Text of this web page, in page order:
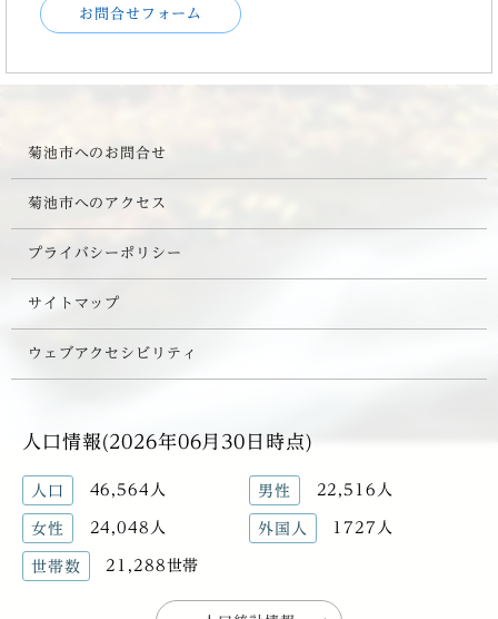
お問合せフォーム
菊池市へのお問合せ
菊池市へのアクセス
プライバシーポリシー
サイトマップ
ウェブアクセシビリティ
人口情報(2026年06月30日時点)
人口 46,564人 男性 22,516人
女性 24,048人 外国人 1727人
世帯数 21,288世帯